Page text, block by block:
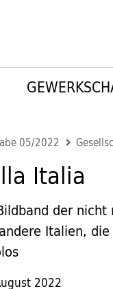
05/2022
Italia
der
Italien,
2022